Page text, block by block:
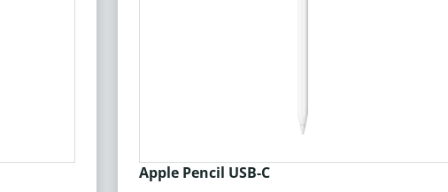
Apple Pencil USB-C